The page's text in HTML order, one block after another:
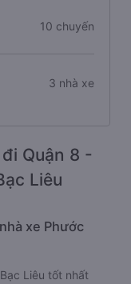
10 chuyến
3 nhà xe
Quận 8 -
Liêu
xe Phước
Liêu tốt nhất